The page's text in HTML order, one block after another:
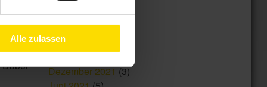
Alle zulassen
eine
Dabei
September 2023(1)
August 2023(1)
Mai 2022
Dezember 2021(3)